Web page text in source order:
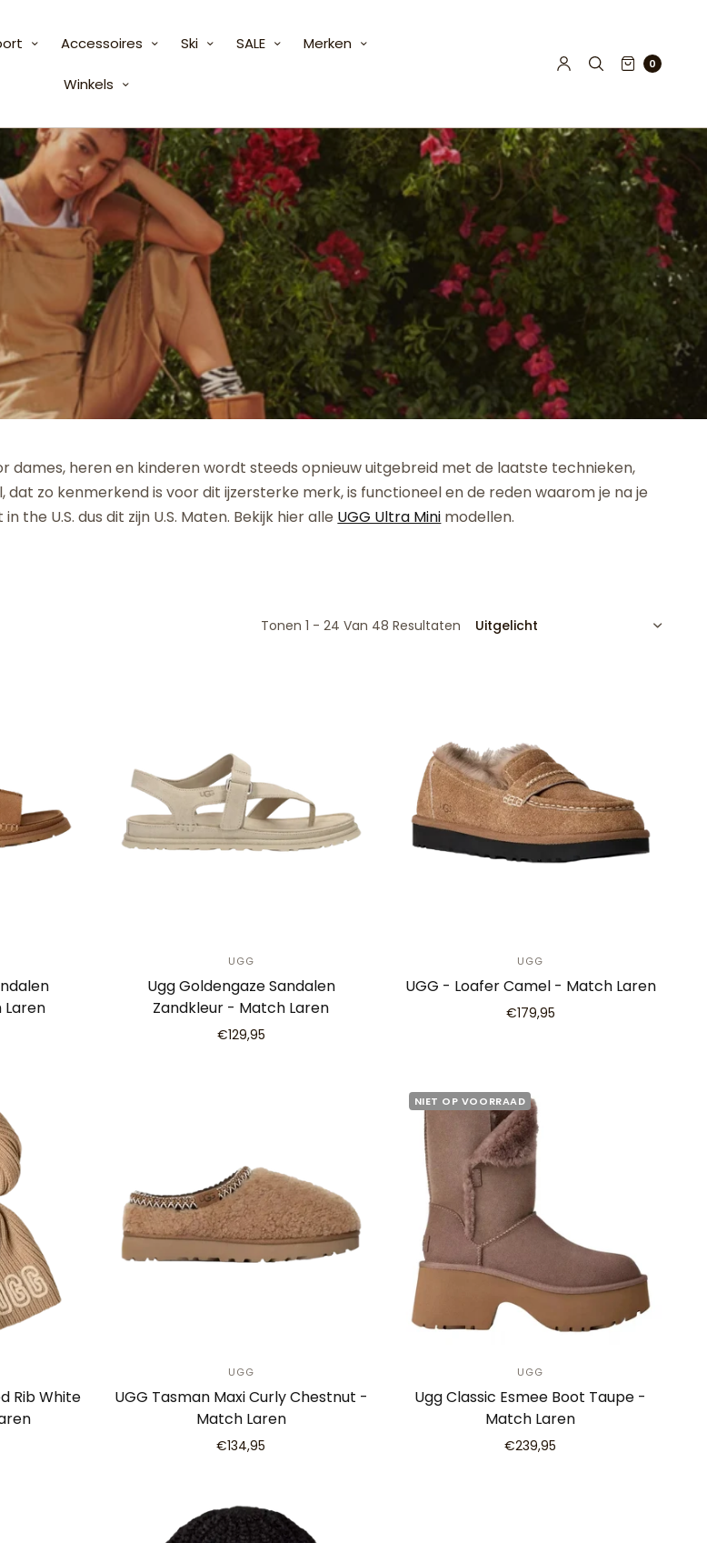
Accessoires Ski SALE Merken
Winkels
0
dames, heren en kinderen wordt steeds opnieuw uitgebreid met de laatste technieken,
zo kenmerkend is voor dit ijzersterke merk, is functioneel en de reden waarom je na je
the U.S. dus dit zijn U.S. Maten. Bekijk hier alle UGG Ultra Mini modellen.
Tonen 1 - 24 Van 48 Resultaten
UGG
Ugg Goldengaze Sandalen
Zandkleur - Match Laren
€129,95
UGG
UGG - Loafer Camel - Match Laren
€179,95
Rib White
UGG
UGG Tasman Maxi Curly Chestnut -
Match Laren
€134,95
NIET OP VOORRAAD
UGG
Ugg Classic Esmee Boot Taupe -
Match Laren
€239,95